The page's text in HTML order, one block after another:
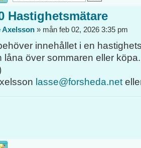
Hastighetsmätare
Axelsson » mån feb 02, 2026 3:35 pm
innehållet i en
låna över sommaren eller
lasse@forsheda.net